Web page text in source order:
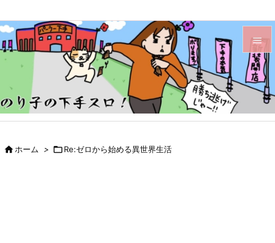


メニュ

サイド
ホーム > Re:ゼロから始める異世界生活